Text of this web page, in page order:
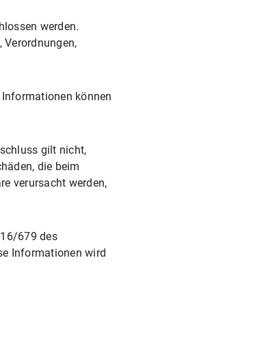
werden.
können
gilt nicht,
die beim
verursacht werden,
679 des
Informationen wird